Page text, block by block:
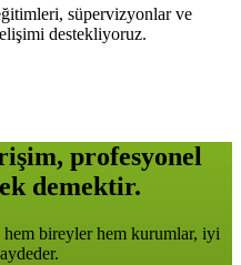
süpervizyonlar ve
destekliyoruz.
profesyonel
demektir.
bireyler hem kurumlar, iyi